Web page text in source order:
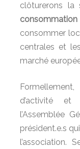
clôturerons la
consommer
centrales et
marché
d’activité et
l’Assemblée
président.e.s
l’association.